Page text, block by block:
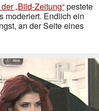
„Bild-Zeitung“pestete
moderiert. Endlich ein
an der Seite eines